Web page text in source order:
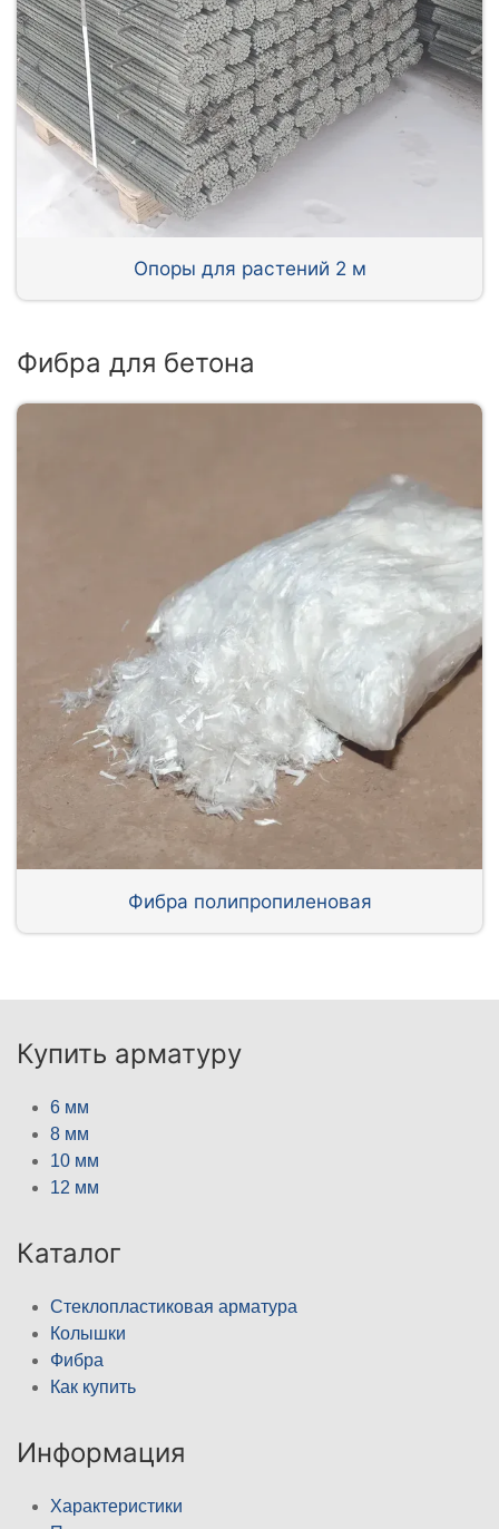
Опоры для растений 2 м
Фибра для бетона
Фибра полипропиленовая
Купить арматуру
6 мм
8 мм
10 мм
12 мм
Каталог
Стеклопластиковая арматура
Колышки
Фибра
Как купить
Информация
Характеристики